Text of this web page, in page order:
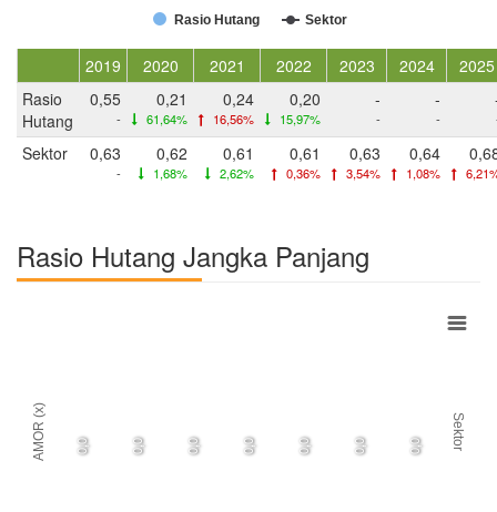
Rasio Hutang Sektor
2019 2020 2021 2022 2023 2024
2025
Rasio
Hutang
0,55
-
0,21
61,64%
0,24
16,56%
0,20
15,97%
-
-
-
-
Sektor 0,63
-
0,62
1,68%
0,61
2,62%
0,61
0,36%
0,63
3,54%
0,64
1,08%
Rasio Hutang Jangka Panjang
AMOR (x) Sektor
0,0 0,0 0,0 0,0 0,0 0,0 0,0